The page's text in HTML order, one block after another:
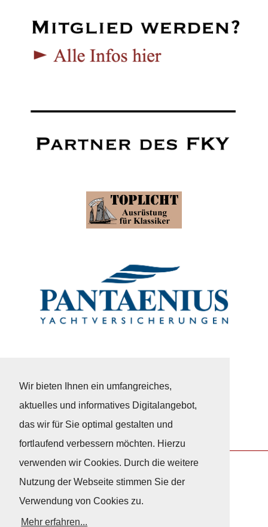
Wir bieten Ihnen ein umfangreiches,
aktuelles und informatives Digitalangebot,
das wir für Sie optimal gestalten und
fortlaufend verbessern möchten. Hierzu
verwenden wir Cookies. Durch die weitere
Nutzung der Webseite stimmen Sie der
Verwendung von Cookies zu.
Mehr erfahren...